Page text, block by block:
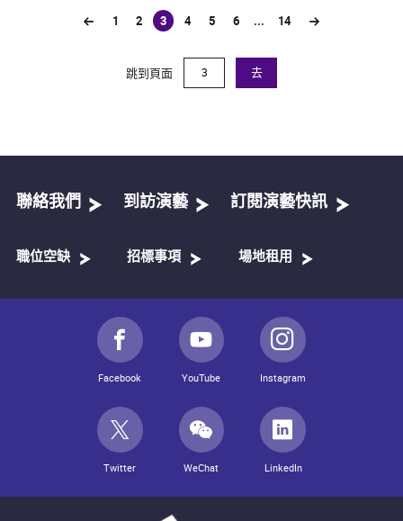
1 2 3
(current)
4 5 6 ... 14
跳到頁面 去
聯絡我們 到訪演藝 訂閱演藝快訊
職位空缺 招標事項 場地租用
Facebook YouTube Instagram
Twitter WeChat LinkedIn